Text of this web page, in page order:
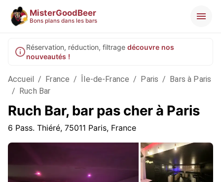
MisterGoodBeer
Bons plans dans les bars
Réservation, réduction, filtrage découvre nos
nouveautés !
Accueil / France / Île-de-France / Paris / Bars à Paris
/ Ruch Bar
Ruch Bar, bar pas cher à Paris
6 Pass. Thiéré, 75011 Paris, France